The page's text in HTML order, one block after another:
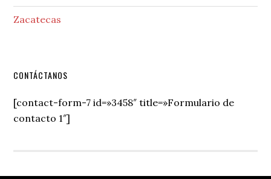
Zacatecas
Secondary
Sidebar
CONTÁCTANOS
[contact-form-7 id=»3458″ title=»Formulario de
contacto 1″]